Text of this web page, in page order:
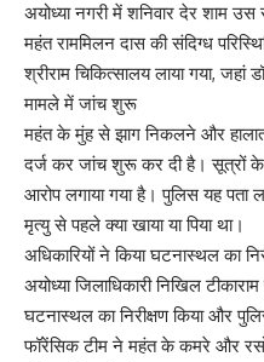
अयोध्या नगरी में शनिवार देर शाम
महंत राममिलन दास की संदिग्ध
श्रीराम चिकित्सालय लाया गया, जहां
मामले में जांच शुरू
महंत के मुंह से झाग निकलने और
दर्ज कर जांच शुरू कर दी है। सूत्रों के
आरोप लगाया गया है। पुलिस यह पता
मृत्यु से पहले क्या खाया या पिया था।
अधिकारियों ने किया घटनास्थल का
अयोध्या जिलाधिकारी निखिल
घटनास्थल का निरीक्षण किया और
फॉरेंसिक टीम ने महंत के कमरे और